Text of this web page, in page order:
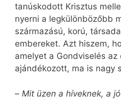
tanúskodott Krisztus
nyerni a legkülönbözőbb
származású, korú,
embereket. Azt hiszem,
amelyet a Gondviselés az
ajándékozott, ma is nagy
– Mit üzen a híveknek, a